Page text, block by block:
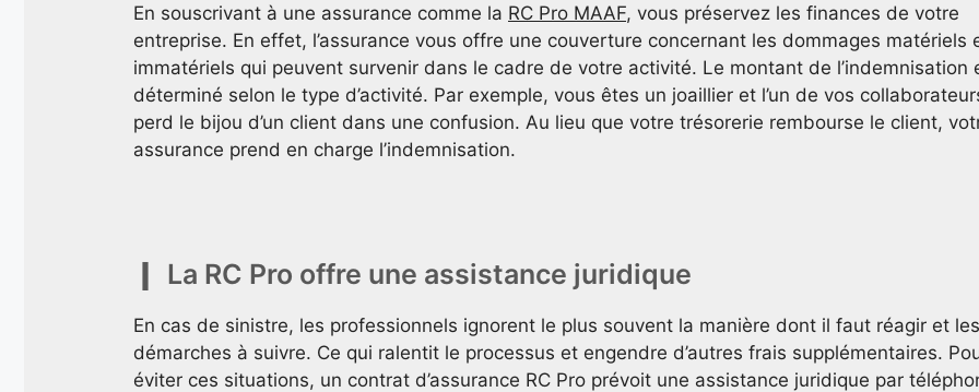
En souscrivant à une assurance comme la RC Pro MAAF, vous préservez les finances de votre
entreprise. En effet, l’assurance vous offre une couverture concernant les dommages matériels
immatériels qui peuvent survenir dans le cadre de votre activité. Le montant de l’indemnisation
déterminé selon le type d’activité. Par exemple, vous êtes un joaillier et l’un de vos
perd le bijou d’un client dans une confusion. Au lieu que votre trésorerie rembourse le client,
assurance prend en charge l’indemnisation.
La RC Pro offre une assistance juridique
En cas de sinistre, les professionnels ignorent le plus souvent la manière dont il faut réagir et les
démarches à suivre. Ce qui ralentit le processus et engendre d’autres frais supplémentaires.
éviter ces situations, un contrat d’assurance RC Pro prévoit une assistance juridique par